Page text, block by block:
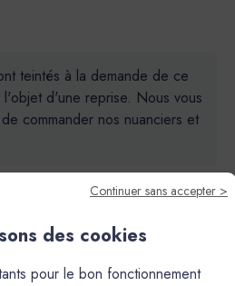
teintés à la demande de ce
d'une reprise. Nous vous
commander nos nuanciers et
Continuer sans accepter >
des cookies
pour le bon fonctionnement